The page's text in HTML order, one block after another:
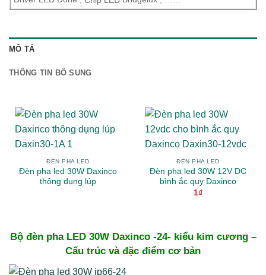
MÔ TẢ
THÔNG TIN BỔ SUNG
ĐÈN PHA LED
Đèn pha led 30W Daxinco
thông dụng lúp
ĐÈN PHA LED
Đèn pha led 30W 12V DC
bình ắc quy Daxinco
1₫
Bộ đèn pha LED 30W Daxinco -24- kiểu kim cương –
Cấu trúc và đặc điểm cơ bản